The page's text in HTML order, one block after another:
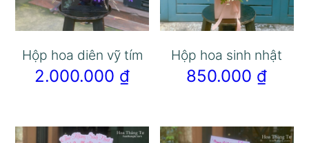
Hộp hoa diên vỹ tím
2.000.000 ₫
Hộp hoa sinh nhật
850.000 ₫